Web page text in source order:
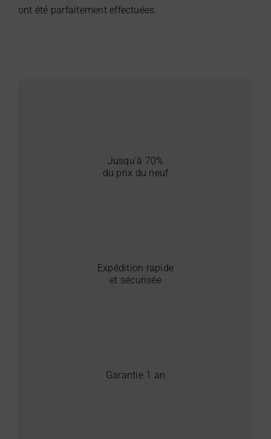
ont été parfaitement effectuées.
Jusqu’à 70%
du prix du neuf
Expédition rapide
et sécurisée
Garantie 1 an